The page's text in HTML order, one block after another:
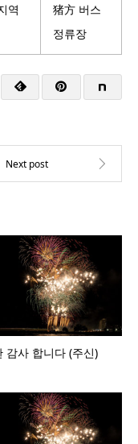
역
猪方 버스
정류장
감사 합니다 (주신)